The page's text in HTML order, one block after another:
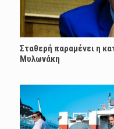
Σταθερή παραμένει η
Μυλωνάκη